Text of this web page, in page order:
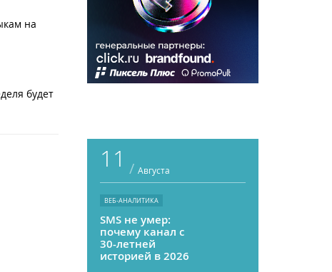
на
будет
11 / Августа
ВЕБ-АНАЛИТИКА
SMS не умер:
почему канал с
30-летней
историей в 2026